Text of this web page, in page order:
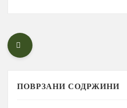
ПОВРЗАНИ СОДРЖИНИ